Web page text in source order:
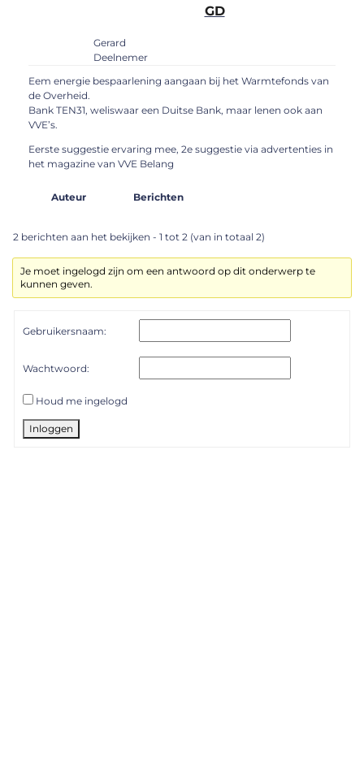
GD
Gerard
Deelnemer
Eem energie bespaarlening aangaan bij het Warmtefonds van
de Overheid.
Bank TEN31, weliswaar een Duitse Bank, maar lenen ook aan
VVE’s.
Eerste suggestie ervaring mee, 2e suggestie via advertenties in
het magazine van VVE Belang
Auteur Berichten
2 berichten aan het bekijken - 1 tot 2 (van in totaal 2)
Je moet ingelogd zijn om een antwoord op dit onderwerp te
kunnen geven.
Gebruikersnaam:
Wachtwoord:
Houd me ingelogd
Inloggen